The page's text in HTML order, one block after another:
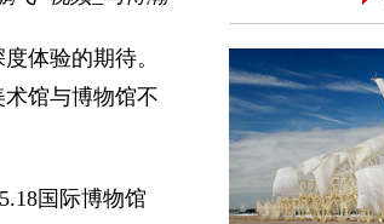
体验的期待。
馆与博物馆不
国际博物馆